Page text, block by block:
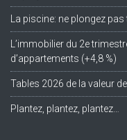
La piscine: ne plongez pas
L’immobilier du 2e
d’appartements (+4,8 %)
Tables 2026 de la valeur
Plantez, plantez, plantez…